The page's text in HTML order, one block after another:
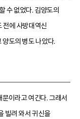
수 없었다. 김양도의
전에 사방대역신
도의 병도 나았다.
이라고 여긴다. 그래서
빌려 와서 귀신을